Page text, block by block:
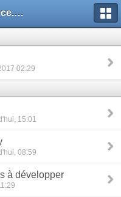
Legacy-France.org - Forum
02:29
15:01
08:59
à développer